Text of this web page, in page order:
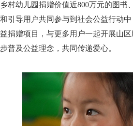
乡村幼儿园捐赠价值近800万元的图
和引导用户共同参与到社会公益行动
益捐赠项目，与更多用户一起开展山
步普及公益理念，共同传递爱心。